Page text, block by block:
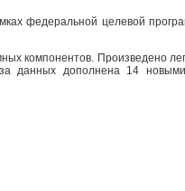
федеральной целевой
компонентов. Произведено
данных дополнена 14